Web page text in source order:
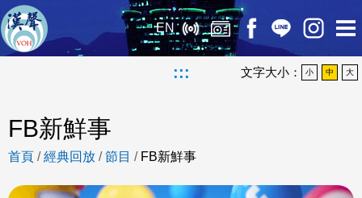
EN
::: 文字大小： 小 中 大
FB新鮮事
首頁 /經典回放 /節目 / FB新鮮事